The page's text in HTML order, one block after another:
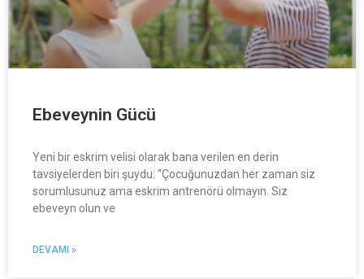
Ebeveynin Gücü
Yeni bir eskrim velisi olarak bana verilen en derin
tavsiyelerden biri şuydu: “Çocuğunuzdan her zaman siz
sorumlusunuz ama eskrim antrenörü olmayın. Siz
ebeveyn olun ve
DEVAMI »